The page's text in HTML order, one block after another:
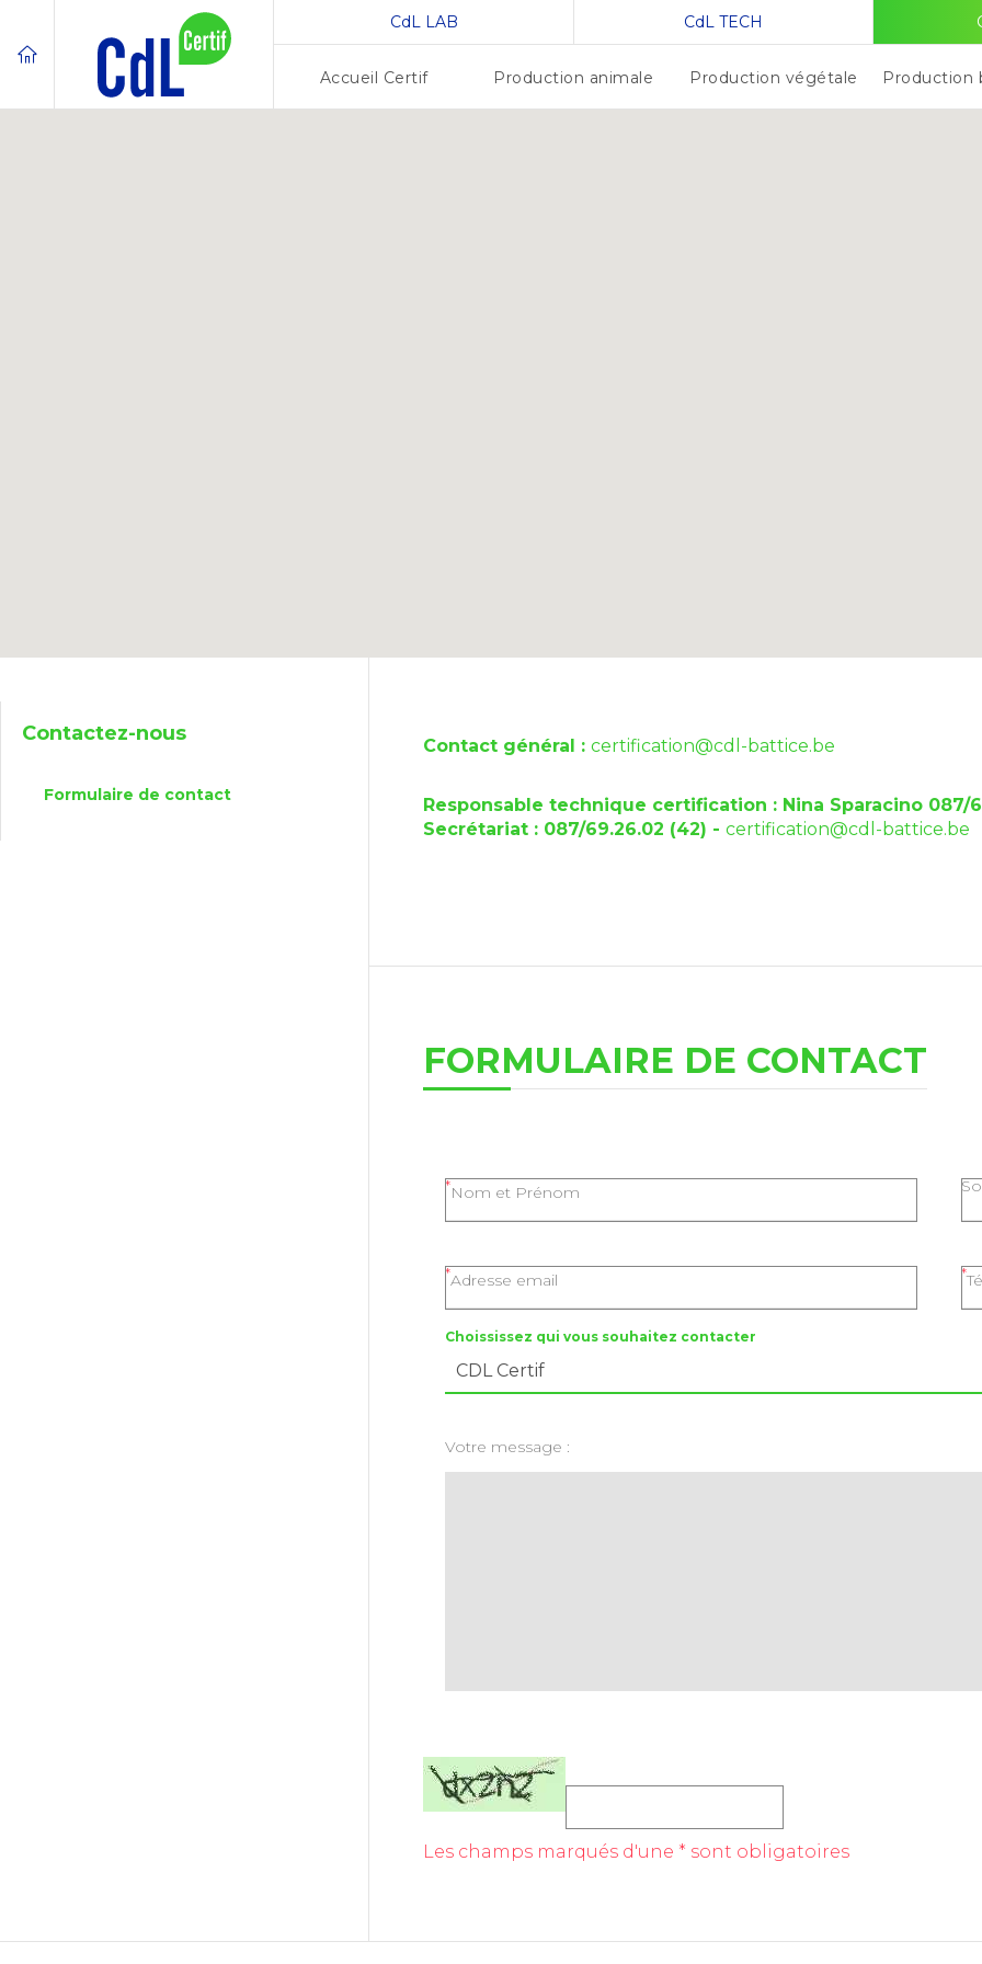
CdL LAB CdL TECH
Accueil Certif Production animale Production végétale Production
Contactez-nous
Formulaire de contact
Contact général : certification@cdl-battice.be
Responsable technique certification : Nina Sparacino 087/
Secrétariat : 087/69.26.02 (42) - certification@cdl-battice.be
FORMULAIRE DE CONTACT
Nom et Prénom
Adresse email
Choississez qui vous souhaitez contacter
Votre message :
Les champs marqués d'une * sont obligatoires